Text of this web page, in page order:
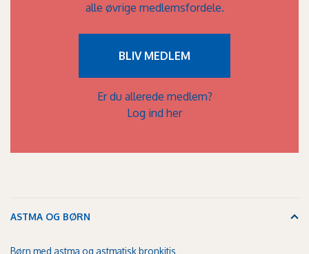
alle øvrige medlemsfordele.
BLIV MEDLEM
Er du allerede medlem?
Log ind her
ASTMA OG BØRN
Børn med astma og astmatisk bronkitis